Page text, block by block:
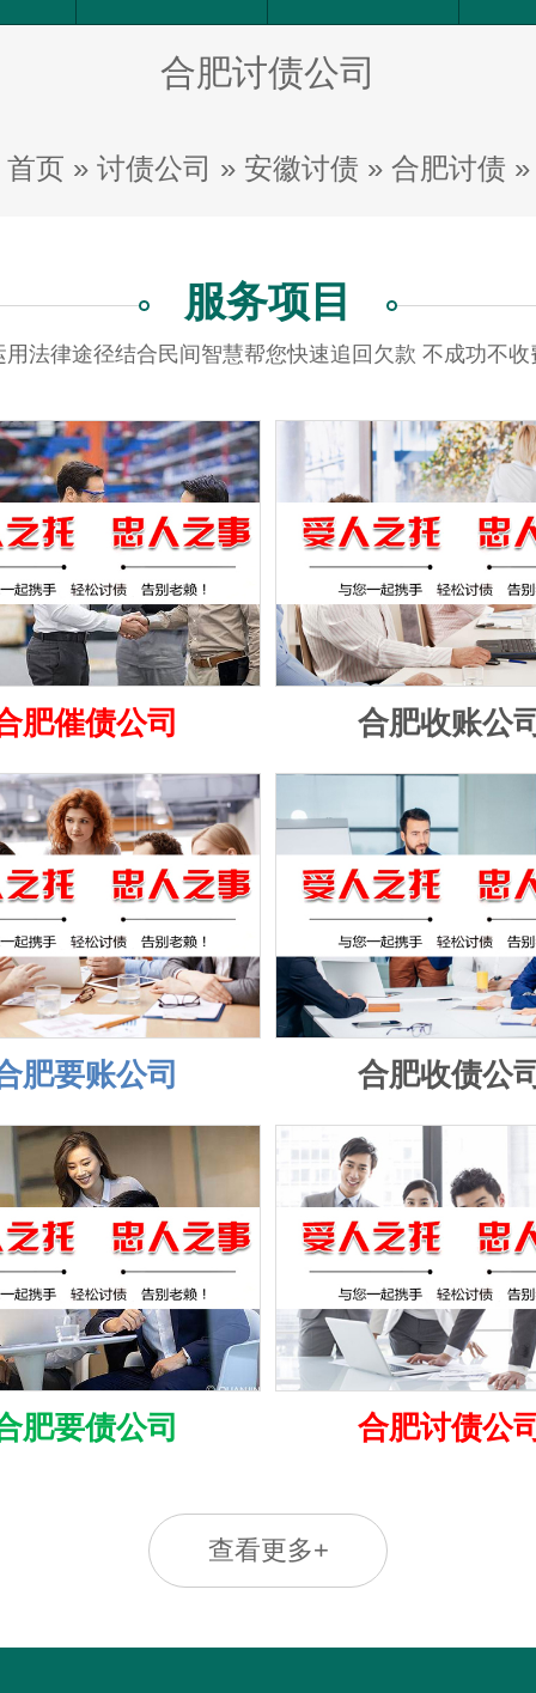
合肥讨债公司
首页 » 讨债公司 » 安徽讨债 » 合肥讨债
服务项目
用法律途径结合民间智慧帮您快速追回欠款 不成功不收
肥催债公司 合肥收账公
肥要账公司 合肥收债公
肥要债公司 合肥讨债公
查看更多+